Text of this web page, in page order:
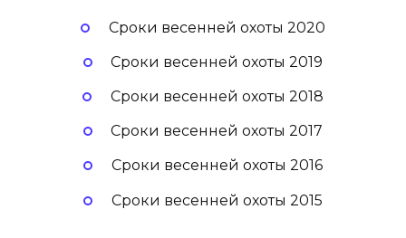
Сроки весенней охоты 2020
Сроки весенней охоты 2019
Сроки весенней охоты 2018
Сроки весенней охоты 2017
Сроки весенней охоты 2016
Сроки весенней охоты 2015